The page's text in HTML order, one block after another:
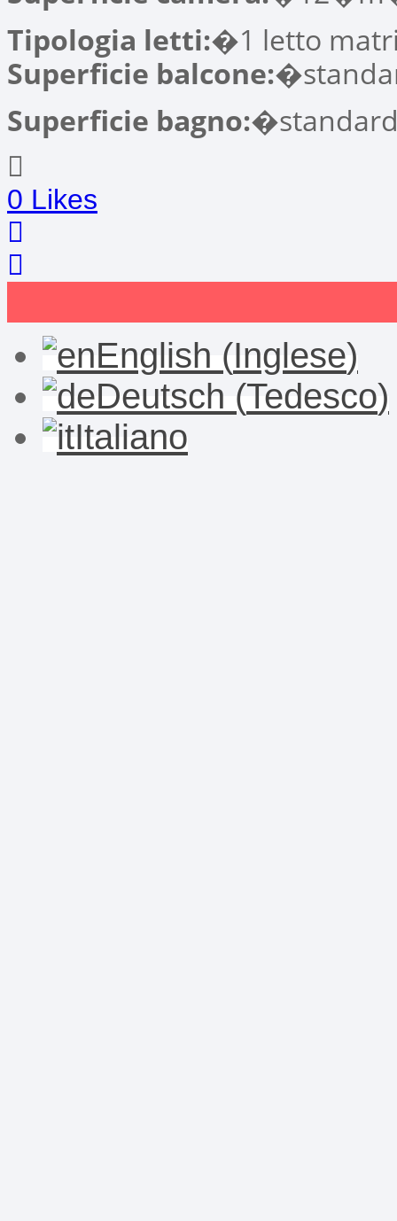
Tipologia letti:�1 letto
Superficie balcone:
Superficie bagno:
0 Likes
English (Inglese)
Deutsch (Tedesco)
Italiano